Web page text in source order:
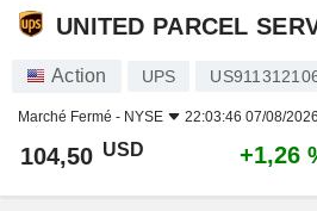
UNITED PARCEL
Action UPS
Marché Fermé - NYSE 22:03:46 07/08/2026
104,50 USD +1,26